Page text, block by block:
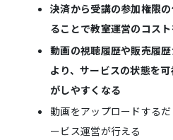
決済から受講の参加権限
ることで教室運営のコス
動画の視聴履歴や販売履
より、サービスの状態を
がしやすくなる
動画をアップロードする
ービス運営が行える